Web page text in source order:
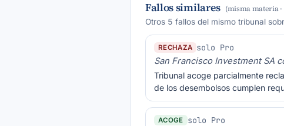
Fallos similares (misma materia
Otros 5 fallos del mismo tribunal
RECHAZA solo Pro
San Francisco Investment SA
Tribunal acoge parcialmente
de los desembolsos cumplen
ACOGE solo Pro